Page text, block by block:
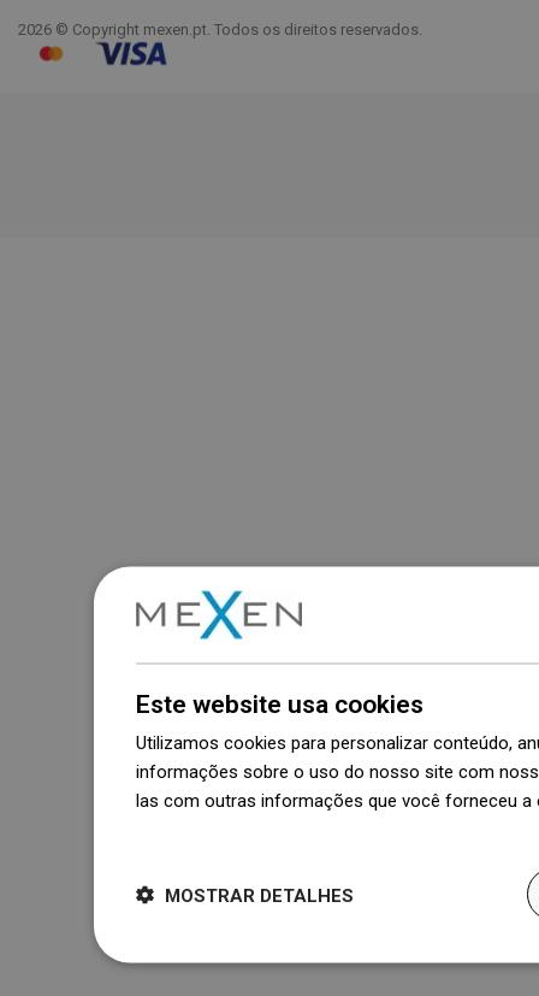
2026 © Copyright mexen.pt. Todos os direitos reservados.
Este website usa cookies
Utilizamos cookies para personalizar conteúdo,
informações sobre o uso do nosso site com
las com outras informações que você forneceu
MOSTRAR DETALHES